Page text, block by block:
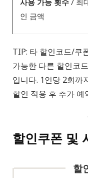
인 금액
TIP: 타 할인코드/쿠
가능한 다른 할인코
입니다. 1인당 2회까
할인 적용 후 추가 예
할인쿠폰 및
할